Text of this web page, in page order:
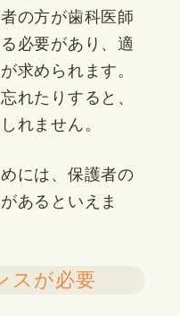
の方が歯科医師
必要があり、適
求められます。
れたりすると、
れません。
には、保護者の
あるといえま
スが必要